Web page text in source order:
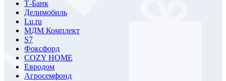
Т-Банк
Делимобиль
Lu.ru
МДМ Комплект
S7
Фоксфорд
COZY HOME
Евродом
Агросемфонд